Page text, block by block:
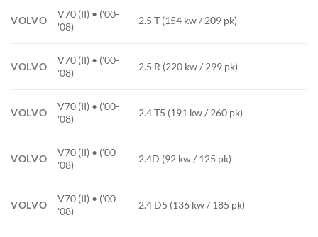
VOLVO
V70 (II) • ('00-
'08)
2.5 T (154 kw / 209 pk)
VOLVO
V70 (II) • ('00-
'08)
2.5 R (220 kw / 299 pk)
VOLVO
V70 (II) • ('00-
'08)
2.4 T5 (191 kw / 260 pk)
VOLVO
V70 (II) • ('00-
'08)
2.4D (92 kw / 125 pk)
VOLVO
V70 (II) • ('00-
'08)
2.4 D5 (136 kw / 185 pk)